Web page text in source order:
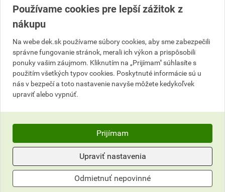
Pozrite si našu kompletnú ponuku
Neviete si rady?
Používame cookies pre lepší zážitok z
nákupu
Na webe dek.sk používame súbory cookies, aby sme zabezpečili
správne fungovanie stránok, merali ich výkon a prispôsobili
ponuky vašim záujmom. Kliknutím na „Prijímam" súhlasíte s
použitím všetkých typov cookies. Poskytnuté informácie sú u
nás v bezpečí a toto nastavenie navyše môžete kedykoľvek
upraviť alebo vypnúť.
Prijímam
Upraviť nastavenia
Odmietnuť nepovinné